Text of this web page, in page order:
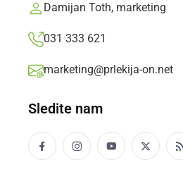
Damijan Toth, marketing
031 333 621
marketing@prlekija-on.net
Sledite nam